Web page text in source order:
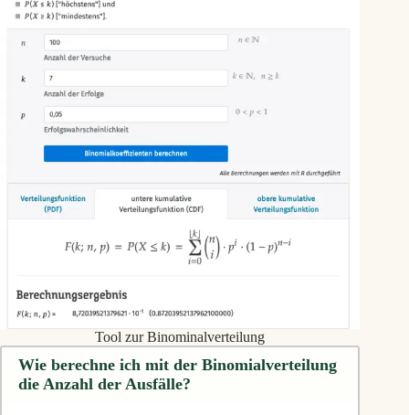
Tool zur Binominalverteilung
Wie berechne ich mit der Binomialverteilung
die Anzahl der Ausfälle?